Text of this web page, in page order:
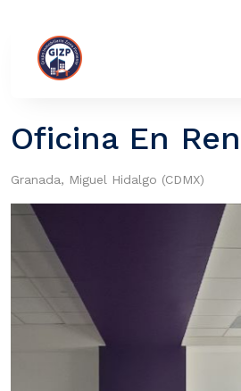
Granada, Miguel Hidalgo (CDMX)